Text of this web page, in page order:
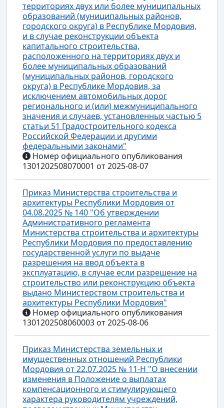
территориях двух или более муниципальных
образований (муниципальных районов,
городского округа) в Республике Мордовия,
и в случае реконструкции объекта
капитального строительства,
расположенного на территориях двух и
более муниципальных образований
(муниципальных районов, городского
округа) в Республике Мордовия, за
исключением автомобильных дорог
регионального и (или) межмуниципального
значения и случаев, установленных частью 5
статьи 51 Градостроительного кодекса
Российской Федерации и другими
федеральными законами"
Номер официального опубликования
1301202508070001 от 2025-08-07
Приказ Министерства строительства и
архитектуры Республики Мордовия от
04.08.2025 № 140 "Об утверждении
Административного регламента
Министерства строительства и архитектуры
Республики Мордовия по предоставлению
государственной услуги по выдаче
разрешения на ввод объекта в
эксплуатацию, в случае если разрешение на
строительство или реконструкцию объекта
выдано Министерством строительства и
архитектуры Республики Мордовия"
Номер официального опубликования
1301202508060003 от 2025-08-06
Приказ Министерства земельных и
имущественных отношений Республики
Мордовия от 22.07.2025 № 11-Н "О внесении
изменения в Положение о выплатах
компенсационного и стимулирующего
характера руководителям учреждений,